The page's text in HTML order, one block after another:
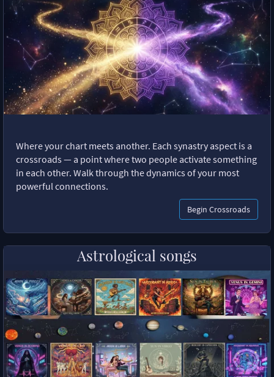
Where your chart meets another. Each synastry aspect is a
crossroads — a point where two people activate something
in each other. Walk through the dynamics of your most
powerful connections.
Begin Crossroads
Astrological songs